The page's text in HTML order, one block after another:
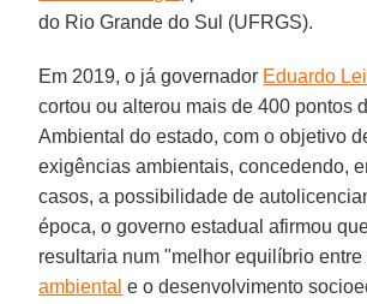
do Rio Grande do Sul (UFRGS).
Em 2019, o já governador Eduardo
cortou ou alterou mais de 400 pontos
Ambiental do estado, com o objetivo
exigências ambientais, concedendo,
casos, a possibilidade de
época, o governo estadual afirmou
resultaria num "melhor equilíbrio entre
ambiental e o desenvolvimento